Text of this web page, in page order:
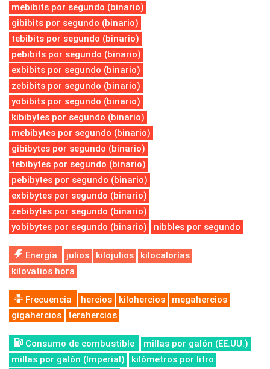
mebibits por segundo (binario)
gibibits por segundo (binario)
tebibits por segundo (binario)
pebibits por segundo (binario)
exbibits por segundo (binario)
zebibits por segundo (binario)
yobibits por segundo (binario)
kibibytes por segundo (binario)
mebibytes por segundo (binario)
gibibytes por segundo (binario)
tebibytes por segundo (binario)
pebibytes por segundo (binario)
exbibytes por segundo (binario)
zebibytes por segundo (binario)
yobibytes por segundo (binario)
nibbles por segundo
Energía julios kilojulios
kilocalorías
kilovatios hora
Frecuencia hercios kilohercios
megahercios
gigahercios
terahercios
Consumo de combustible
millas por galón (EE.UU.)
millas por galón (Imperial)
kilómetros por litro